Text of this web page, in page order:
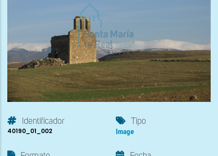
Identificador
40190_01_002
Tipo
Image